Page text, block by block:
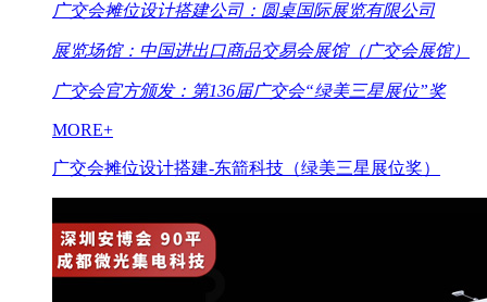
广交会摊位设计搭建公司：圆桌国际展览有限公司
展览场馆：中国进出口商品交易会展馆（广交会展馆）
广交会官方颁发：第136届广交会“绿美三星展位”奖
MORE+
广交会摊位设计搭建-东箭科技（绿美三星展位奖）